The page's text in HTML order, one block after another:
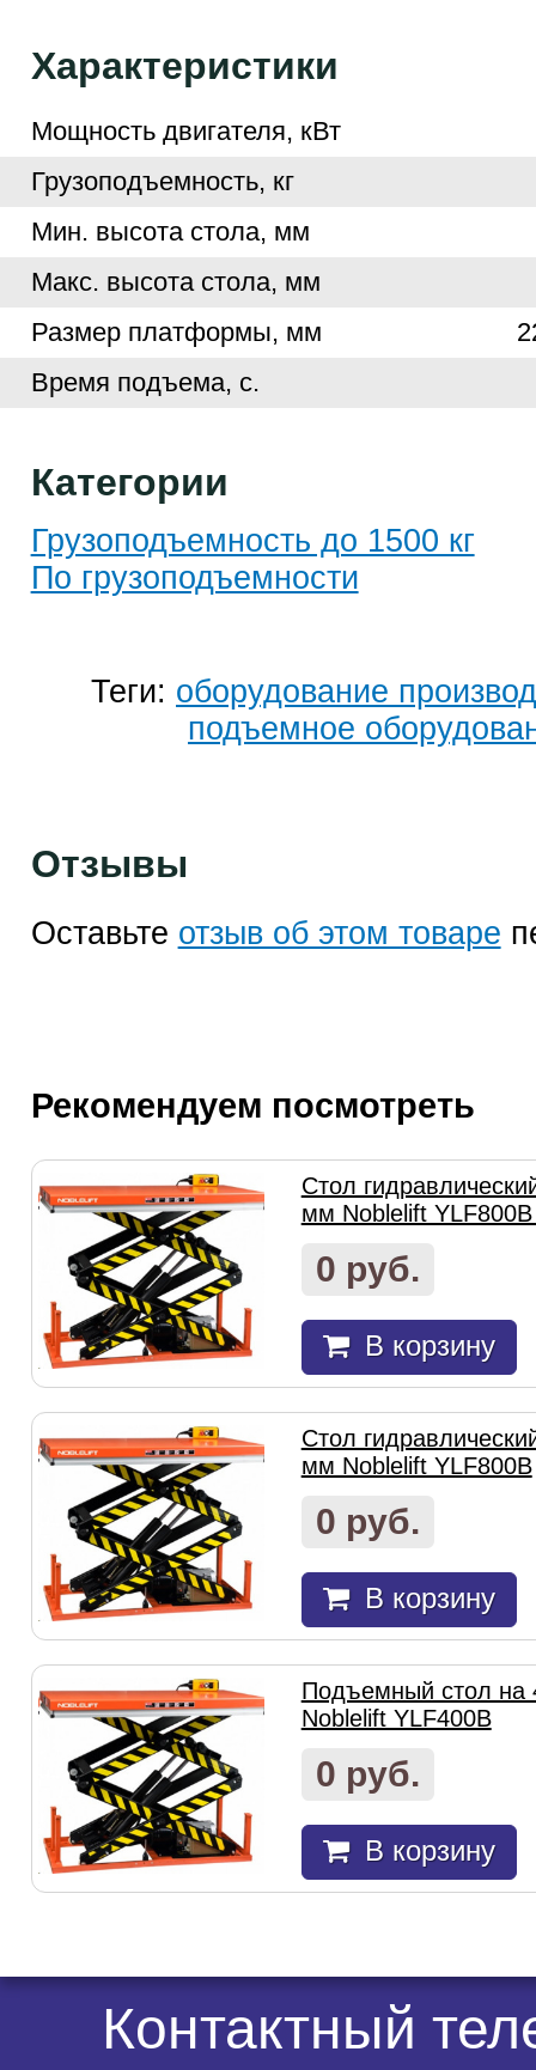
Характеристики
Мощность двигателя, кВт
Грузоподъемность, кг
Мин. высота стола, мм
Макс. высота стола, мм
Размер платформы, мм
Время подъема, с.
Категории
Грузоподъемность до 1500 кг
По грузоподъемности
Теги: оборудование
подъемное
Отзывы
Оставьте отзыв об этом товаре
Рекомендуем посмотреть
Стол
мм Noblelift
0 руб.
В корзину
Стол
мм Noblelift YLF800B
0 руб.
В корзину
Подъемный стол на
Noblelift YLF400B
0 руб.
В корзину
Контактный